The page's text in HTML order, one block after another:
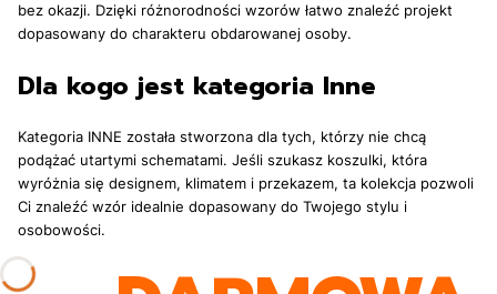
bez okazji. Dzięki różnorodności wzorów łatwo znaleźć projekt
dopasowany do charakteru obdarowanej osoby.
Dla kogo jest kategoria Inne
Kategoria INNE została stworzona dla tych, którzy nie chcą
podążać utartymi schematami. Jeśli szukasz koszulki, która
wyróżnia się designem, klimatem i przekazem, ta kolekcja pozwoli
Ci znaleźć wzór idealnie dopasowany do Twojego stylu i
osobowości.